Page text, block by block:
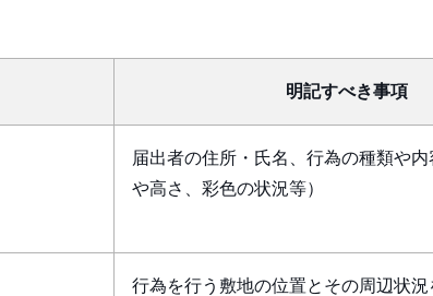
明記すべき事項
届出者の住所・氏名、行為の種類や
や高さ、彩色の状況等）
行為を行う敷地の位置とその周辺状